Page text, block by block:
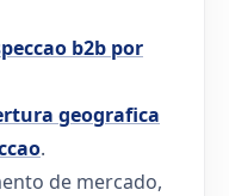
b2b por
geografica
.
de mercado,